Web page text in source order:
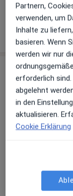
Auf diesem
Sind Sie Dr.
Hinterlegen
Sprechzeiten
besser
Patienten-
Partnern,
verwenden, um
Inhalte zu
basieren. Wenn
werden wir nur
erforderlich
abgelehnt
in den
aktualisieren.
Cookie Erklärung